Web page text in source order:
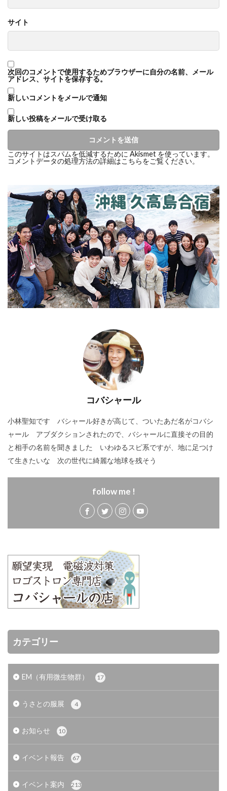
サイト
次回のコメントで使用するためブラウザーに自分の名前、メール
アドレス、サイトを保存する。
新しいコメントをメールで通知
新しい投稿をメールで受け取る
このサイトはスパムを低減するために Akismet を使っています。
コメントデータの処理方法の詳細はこちらをご覧ください。
コバシャール
小林聖知です バシャール好きが高じて、ついたあだ名がコバシ
ャール アブダクションされたので、バシャールに直接その目的
と相手の名前を聞きました いわゆるスピ系ですが、地に足つけ
て生きたいな 次の世代に綺麗な地球を残そう
follow me !
カテゴリー
EM（有用微生物群） 17
うさとの服展 4
お知らせ 10
イベント報告 67
イベント案内 213